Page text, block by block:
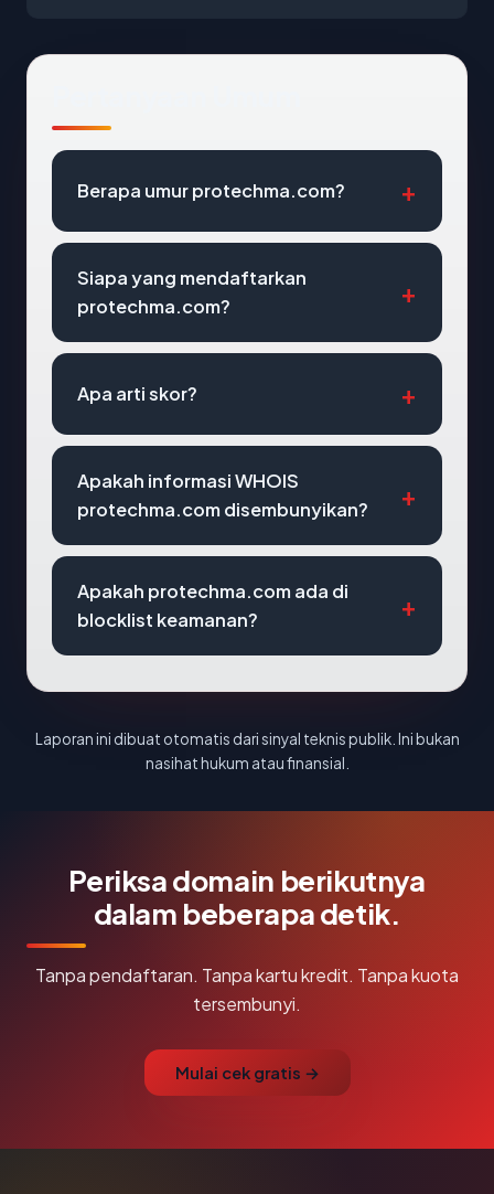
Berapa umur protechma.com?
Siapa yang mendaftarkan
protechma.com?
Apa arti skor?
Apakah informasi WHOIS
protechma.com disembunyikan?
Apakah protechma.com ada di
blocklist keamanan?
Laporan ini dibuat otomatis dari sinyal teknis publik. Ini bukan
nasihat hukum atau finansial.
Periksa domain berikutnya
dalam beberapa detik.
Tanpa pendaftaran. Tanpa kartu kredit. Tanpa kuota
tersembunyi.
Mulai cek gratis →